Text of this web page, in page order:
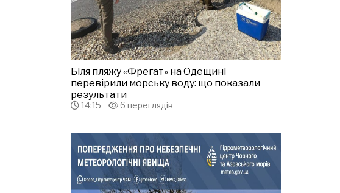
Біля пляжу «Фрегат» на Одещині
перевірили морську воду: що показали
результати
14:15 6 переглядів